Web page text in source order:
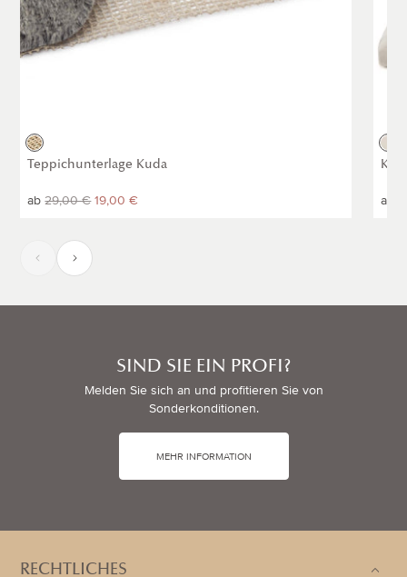
Teppichunterlage Kuda
Natur
Normaler
ab 29,00 €
Normaler
19,00 € ab
SIND SIE EIN PROFI?
Melden Sie sich an und profitieren Sie von
Sonderkonditionen.
MEHR INFORMATION
RECHTLICHES